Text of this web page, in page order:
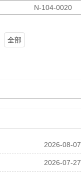
N-104-0020
全部
2026-08-07
2026-07-27